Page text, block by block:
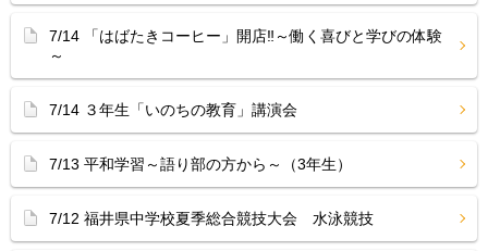
7/14 「はばたきコーヒー」開店‼︎～働く喜びと学びの体験
～
7/14 ３年生「いのちの教育」講演会
7/13 平和学習～語り部の方から～（3年生）
7/12 福井県中学校夏季総合競技大会 水泳競技